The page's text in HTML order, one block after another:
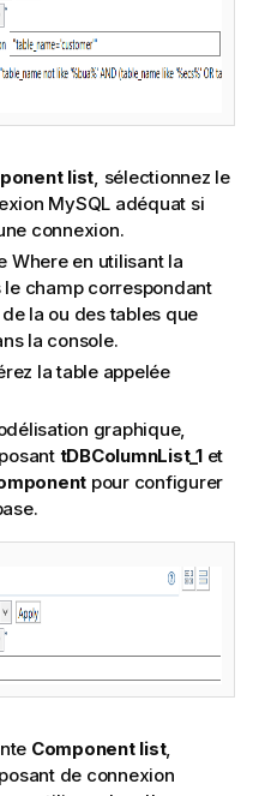
list, sélectionnez le
MySQL adéquat si
connexion.
Where en utilisant la
champ correspondant
la ou des tables que
la console.
la table appelée
graphique,
tDBColumnList_1et
pour configurer
Component list,
de connexion